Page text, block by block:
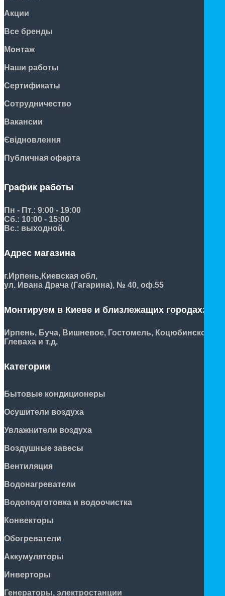
Акции
Все бренды
Монтаж
Наши работы
Сертификаты
Сотрудничество
Вакансии
Євідновлення
Публичная оферта
График работы
Пн - Пт.: 9:00 - 19:00
Сб.: 10:00 - 15:00
Вс.: выходной.
Адрес магазина
г.Ирпень,Киевская обл,
ул. Ивана Драча (Гагарина), № 40, оф.55
Монтируем в Киеве и близлежащих городах:
Ирпень, Буча, Вишневое, Гостомель, Коцюбинское,
Глеваха и т.д.
Категории
Бытовые кондиционеры
Осушители воздуха
Увлажнители воздуха
Воздушные завесы
Вентиляция
Водонагреватели
Водоподготовка и водоочистка
Конвекторы
Обогреватели
Аккумуляторы
Инверторы
Генераторы, электростанции